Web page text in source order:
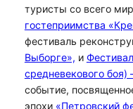
туристы со всего
гостеприимства
фестиваль
Выборге», и
средневекового
событие,
эпохи «Петровский